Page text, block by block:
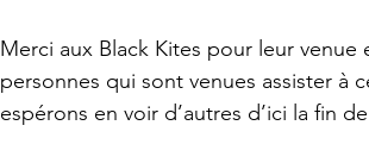
Merci aux Black Kites pour leur
personnes qui sont venues assister à
espérons en voir d’autres d’ici la fin